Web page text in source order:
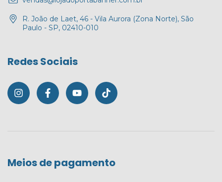
R. João de Laet, 46 - Vila Aurora (Zona Norte), São
Paulo - SP, 02410-010
Redes Sociais
Meios de pagamento